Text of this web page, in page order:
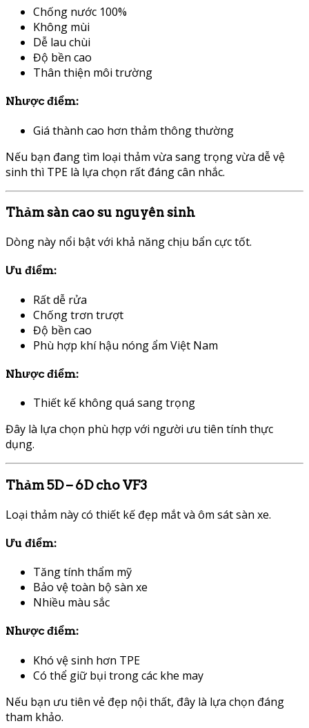
Chống nước 100%
Không mùi
Dễ lau chùi
Độ bền cao
Thân thiện môi trường
Nhược điểm:
Giá thành cao hơn thảm thông thường
Nếu bạn đang tìm loại thảm vừa sang trọng vừa dễ vệ
sinh thì TPE là lựa chọn rất đáng cân nhắc.
Thảm sàn cao su nguyên sinh
Dòng này nổi bật với khả năng chịu bẩn cực tốt.
Ưu điểm:
Rất dễ rửa
Chống trơn trượt
Độ bền cao
Phù hợp khí hậu nóng ẩm Việt Nam
Nhược điểm:
Thiết kế không quá sang trọng
Đây là lựa chọn phù hợp với người ưu tiên tính thực
dụng.
Thảm 5D – 6D cho VF3
Loại thảm này có thiết kế đẹp mắt và ôm sát sàn xe.
Ưu điểm:
Tăng tính thẩm mỹ
Bảo vệ toàn bộ sàn xe
Nhiều màu sắc
Nhược điểm:
Khó vệ sinh hơn TPE
Có thể giữ bụi trong các khe may
Nếu bạn ưu tiên vẻ đẹp nội thất, đây là lựa chọn đáng
tham khảo.